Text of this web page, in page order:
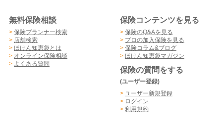
無料保険相談
> 保険プランナー検索
> 店舗検索
> ほけん知恵袋とは
> オンライン保険相談
> よくある質問
保険コンテンツを見る
> 保険のQ&Aを見る
> プロの加入保険を見る
> 保険コラム&ブログ
> ほけん知恵袋マガジン
保険の質問をする
(ユーザー登録)
> ユーザー新規登録
> ログイン
> 利用規約